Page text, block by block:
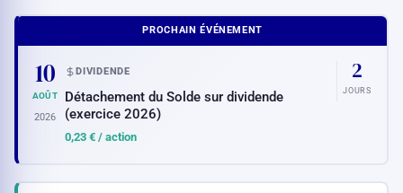
PROCHAIN ÉVÉNEMENT
10
AOÛT
2026
DIVIDENDE
Détachement du Solde sur dividende
(exercice 2026)
0,23 € / action
2
JOURS